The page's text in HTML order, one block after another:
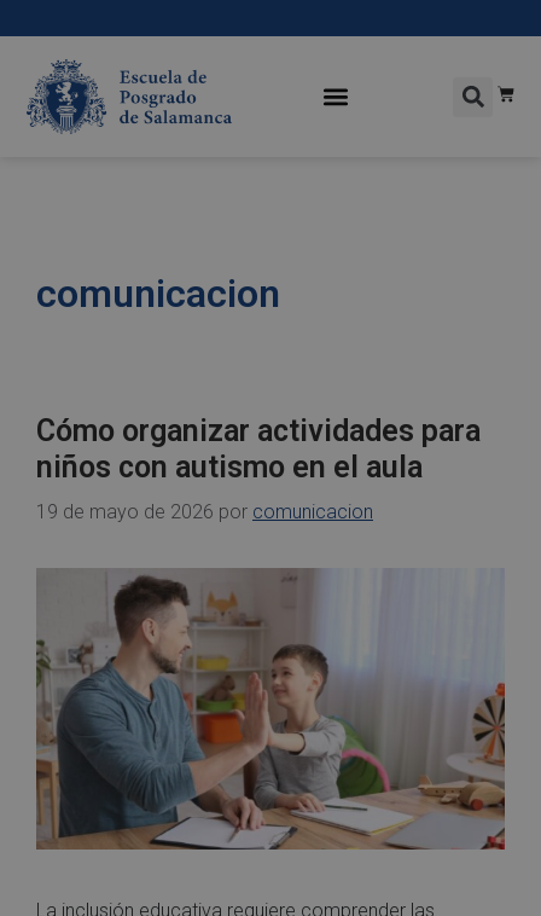
comunicacion
Cómo organizar actividades para
niños con autismo en el aula
19 de mayo de 2026 por comunicacion
La inclusión educativa requiere comprender las